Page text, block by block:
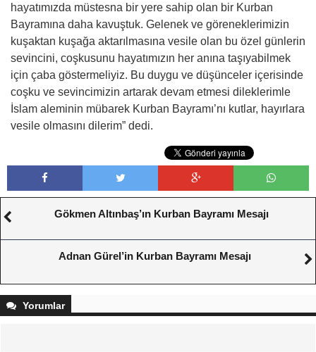
hayatımızda müstesna bir yere sahip olan bir Kurban
Bayramına daha kavuştuk. Gelenek ve göreneklerimizin
kuşaktan kuşağa aktarılmasına vesile olan bu özel günlerin
sevincini, coşkusunu hayatımızın her anına taşıyabilmek
için çaba göstermeliyiz. Bu duygu ve düşünceler içerisinde
coşku ve sevincimizin artarak devam etmesi dileklerimle
İslam aleminin mübarek Kurban Bayramı’nı kutlar, hayırlara
vesile olmasını dilerim” dedi.
Gökmen Altınbaş’ın Kurban Bayramı Mesajı
Adnan Gürel’in Kurban Bayramı Mesajı
Yorumlar